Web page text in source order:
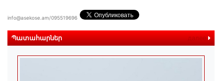
info@asekose.am/095519696
Պատահարներ далее